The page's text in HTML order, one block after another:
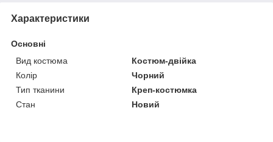
Характеристики
Основні
Вид костюма
Костюм-двійка
Колір
Чорний
Тип тканини
Креп-костюмка
Стан
Новий